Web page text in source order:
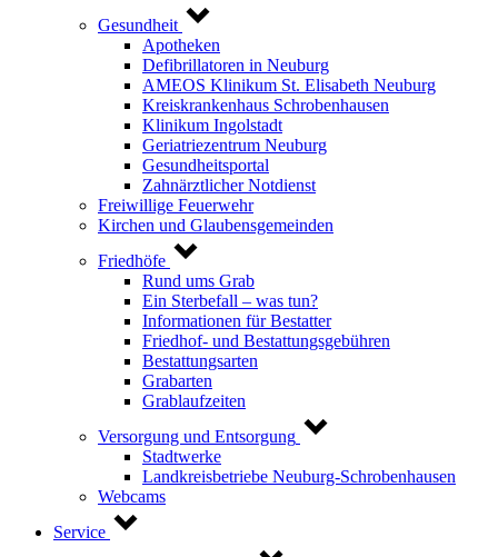
Gesundheit
Apotheken
Defibrillatoren in Neuburg
AMEOS Klinikum St. Elisabeth Neuburg
Kreiskrankenhaus Schrobenhausen
Klinikum Ingolstadt
Geriatriezentrum Neuburg
Gesundheitsportal
Zahnärztlicher Notdienst
Freiwillige Feuerwehr
Kirchen und Glaubensgemeinden
Friedhöfe
Rund ums Grab
Ein Sterbefall – was tun?
Informationen für Bestatter
Friedhof- und Bestattungsgebühren
Bestattungsarten
Grabarten
Grablaufzeiten
Versorgung und Entsorgung
Stadtwerke
Landkreisbetriebe Neuburg-Schrobenhausen
Webcams
Service